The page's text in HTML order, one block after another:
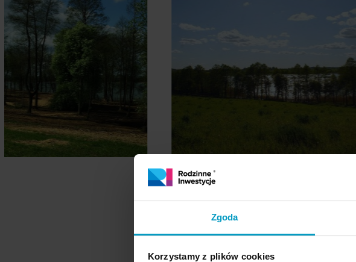
Zgoda
Korzystamy z plików cookies